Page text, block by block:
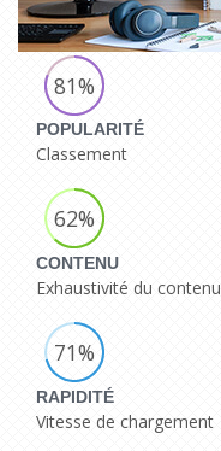
81%
POPULARITÉ
Classement
62%
CONTENU
Exhaustivité du contenu
71%
RAPIDITÉ
Vitesse de chargement